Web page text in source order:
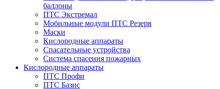
баллоны
ПТС Экстремал
Мобильные модули ПТС Резерв
Маски
Кислородные аппараты
Спасательные устройства
Система спасения пожарных
Кислородные аппараты
ПТС Профи
ПТС Базис